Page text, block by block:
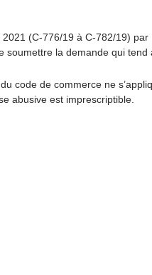
2021 (C-776/19 à C-782/19) par
la demande qui
code de commerce ne
abusive est imprescriptible.